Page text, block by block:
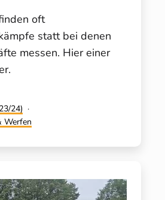
oft
statt bei denen
messen. Hier einer
24)
Werfen